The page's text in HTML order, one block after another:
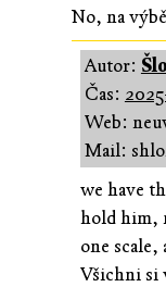
No, na
Autor:
Čas:
Web:
Mail:
we have
hold him,
one
Všichni si